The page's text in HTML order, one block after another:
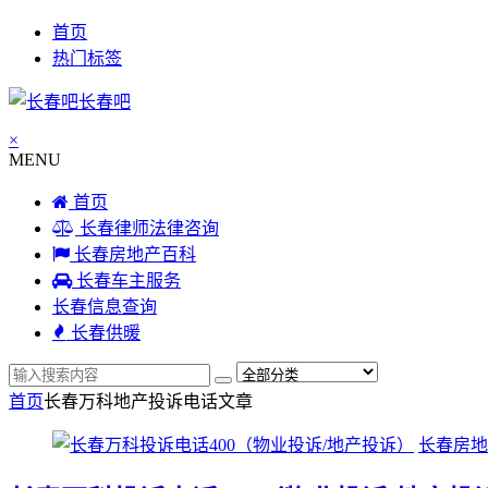
首页
热门标签
长春吧
×
MENU
首页
长春律师法律咨询
长春房地产百科
长春车主服务
长春信息查询
长春供暖
首页长春万科地产投诉电话文章
长春房